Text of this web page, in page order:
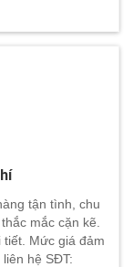
tận tình, chu
mắc cặn kẽ.
Mức giá đảm
hệ SĐT: